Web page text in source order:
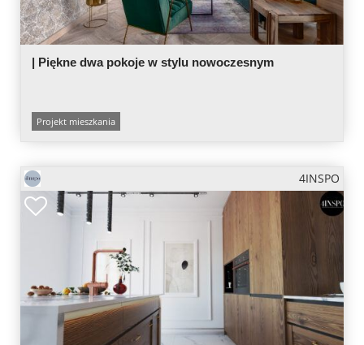
| Piękne dwa pokoje w stylu nowoczesnym
Projekt mieszkania
4INSPO